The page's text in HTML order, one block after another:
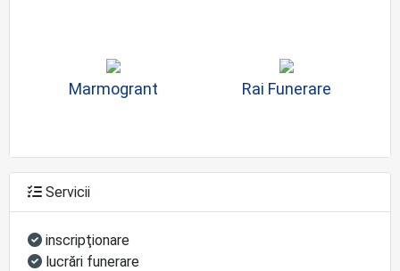
Marmogrant Rai Funerare
Servicii
inscripţionare
lucrări funerare